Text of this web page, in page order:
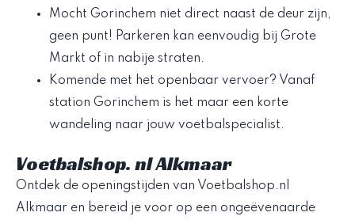
Mocht Gorinchem niet direct naast de deur zijn,
geen punt! Parkeren kan eenvoudig bij Grote
Markt of in nabije straten.
Komende met het openbaar vervoer? Vanaf
station Gorinchem is het maar een korte
wandeling naar jouw voetbalspecialist.
Voetbalshop. nl Alkmaar
Ontdek de openingstijden van Voetbalshop.nl
Alkmaar en bereid je voor op een ongeëvenaarde